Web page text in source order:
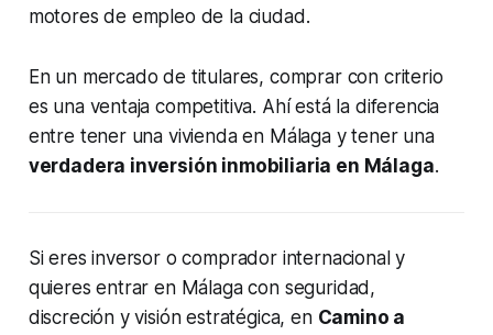
motores de empleo de la ciudad.
En un mercado de titulares, comprar con criterio
es una ventaja competitiva. Ahí está la diferencia
entre tener una vivienda en Málaga y tener una
verdadera inversión inmobiliaria en Málaga.
Si eres inversor o comprador internacional y
quieres entrar en Málaga con seguridad,
discreción y visión estratégica, en Camino a